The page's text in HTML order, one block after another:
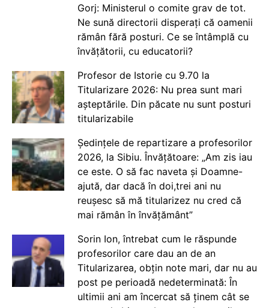
Gorj: Ministerul o comite grav de tot.
Ne sună directorii disperați că oamenii
rămân fără posturi. Ce se întâmplă cu
învățătorii, cu educatorii?
Profesor de Istorie cu 9.70 la
Titularizare 2026: Nu prea sunt mari
așteptările. Din păcate nu sunt posturi
titularizabile
Ședințele de repartizare a profesorilor
2026, la Sibiu. Învățătoare: „Am zis iau
ce este. O să fac naveta și Doamne-
ajută, dar dacă în doi,trei ani nu
reușesc să mă titularizez nu cred că
mai rămân în învățământ”
Sorin Ion, întrebat cum le răspunde
profesorilor care dau an de an
Titularizarea, obțin note mari, dar nu au
post pe perioadă nedeterminată: În
ultimii ani am încercat să ținem cât se